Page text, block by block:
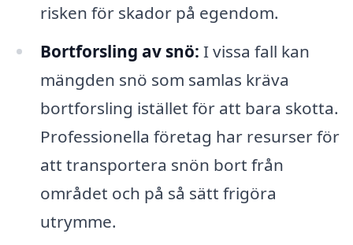
risken för skador på egendom.
Bortforsling av snö: I vissa fall kan
mängden snö som samlas kräva
bortforsling istället för att bara skotta.
Professionella företag har resurser för
att transportera snön bort från
området och på så sätt frigöra
utrymme.